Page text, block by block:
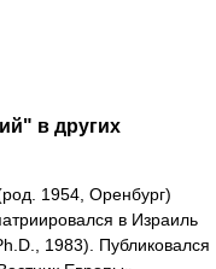
в других
1954, Оренбург)
в Израиль
1983). Публиковался